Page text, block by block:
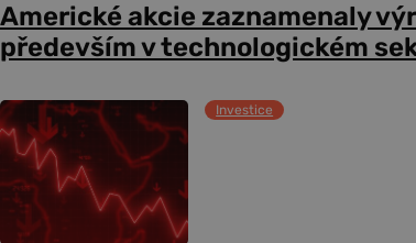
Americké akcie zaznamenaly
především v technologickém
Investice